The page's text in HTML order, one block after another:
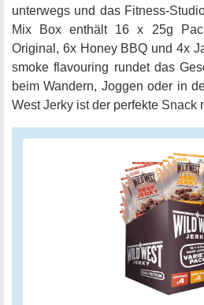
unterwegs und das Fitness-
Mix Box enthält 16 x 25g
Original, 6x Honey BBQ und 4x
smoke flavouring rundet das
beim Wandern, Joggen oder in
West Jerky ist der perfekte Snack